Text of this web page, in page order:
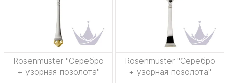
Rosenmuster "Серебро
+ узорная позолота"
Rosenmuster "Серебро
+ узорная позолота"